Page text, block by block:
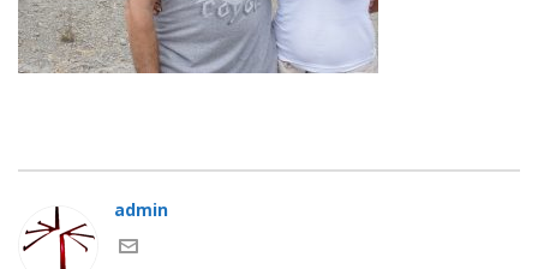
admin